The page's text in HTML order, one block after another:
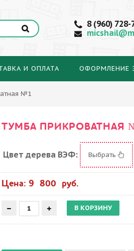
8 (960) 728-
И ОПЛАТА ОФОРМЛЕНИЕ
№1
ТУМБА ПРИКРОВАТНАЯ
Цвет дерева ВЭФ: Выбрать
Цена: 9 800 руб.